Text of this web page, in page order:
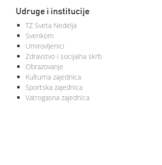
Udruge i institucije
TZ Sveta Nedelja
Svenkom
Umirovljenici
Zdravstvo i socijalna skrb
Obrazovanje
Kulturna zajednica
Sportska zajednica
Vatrogasna zajednica